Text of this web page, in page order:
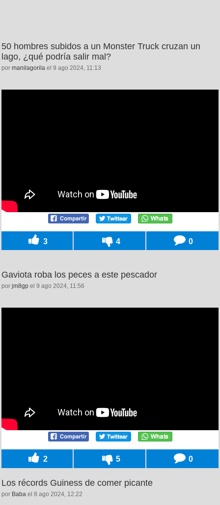
50 hombres subidos a un Monster Truck cruzan un
lago, ¿qué podría salir mal?
por manilagorila el 9 ago 2024, 11:13
3 4 0
Gaviota roba los peces a este pescador
por jm8gp el 9 ago 2024, 11:56
2 5 0
Los récords Guiness de comer picante
por Baba el 8 ago 2024, 12:22